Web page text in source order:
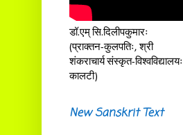
डॉ.एम् सि.दिलीपकुमारः
(प्राक्तन-कुलपतिः, श्री
शंकराचार्य संस्कृत-विश्वविद्यालयः
कालटी)
New Sanskrit Text